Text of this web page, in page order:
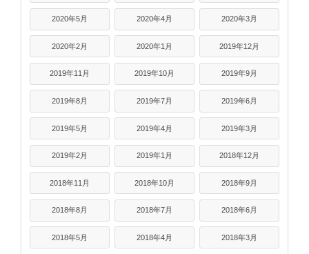
2020年5月 2020年4月 2020年3月
2020年2月 2020年1月 2019年12月
2019年11月 2019年10月 2019年9月
2019年8月 2019年7月 2019年6月
2019年5月 2019年4月 2019年3月
2019年2月 2019年1月 2018年12月
2018年11月 2018年10月 2018年9月
2018年8月 2018年7月 2018年6月
2018年5月 2018年4月 2018年3月